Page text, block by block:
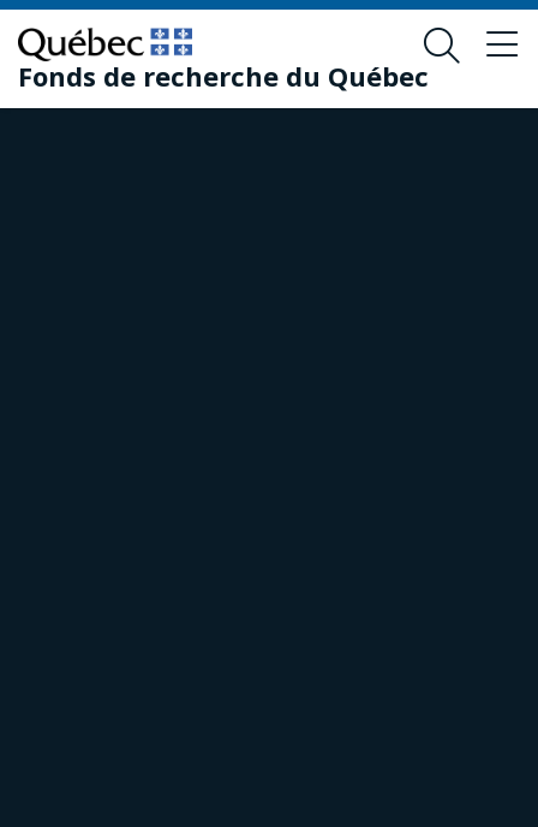
Passer
au
contenu
principal
Passer
au
pied
de
Fonds de recherche du Québec